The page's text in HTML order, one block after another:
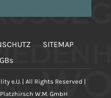
SITEMAP
e.U.| All Rights Reserved |
W.M. GmbH